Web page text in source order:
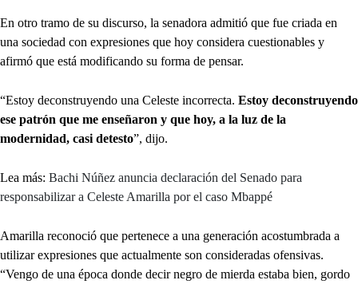
En otro tramo de su discurso, la senadora admitió que fue criada en
una sociedad con expresiones que hoy considera cuestionables y
afirmó que está modificando su forma de pensar.
“Estoy deconstruyendo una Celeste incorrecta. Estoy deconstruyendo
ese patrón que me enseñaron y que hoy, a la luz de la
modernidad, casi detesto”, dijo.
Lea más: Bachi Núñez anuncia declaración del Senado para
responsabilizar a Celeste Amarilla por el caso Mbappé
Amarilla reconoció que pertenece a una generación acostumbrada a
utilizar expresiones que actualmente son consideradas ofensivas.
“Vengo de una época donde decir negro de mierda estaba bien, gordo